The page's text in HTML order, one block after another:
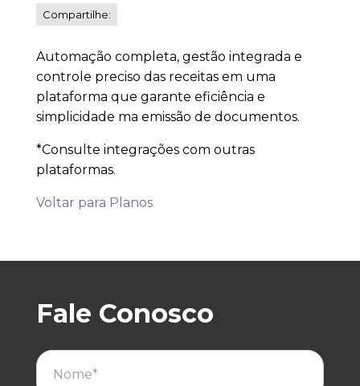
Compartilhe:
Automação completa, gestão integrada e
controle preciso das receitas em uma
plataforma que garante eficiência e
simplicidade ma emissão de documentos.
*Consulte integrações com outras
plataformas.
Voltar para Planos
Fale Conosco